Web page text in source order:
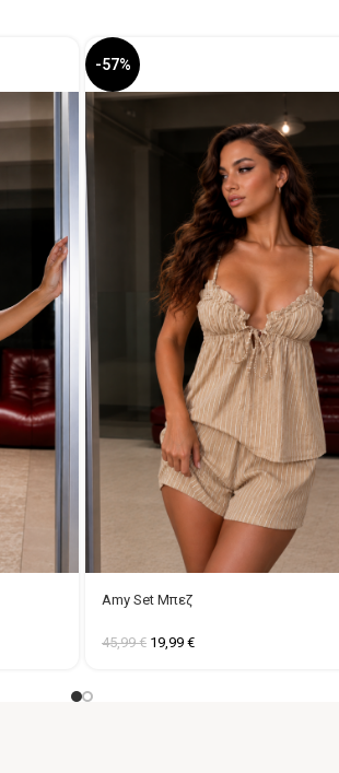
-57%
Amy Set Μπεζ
45,99€ 19,99 €